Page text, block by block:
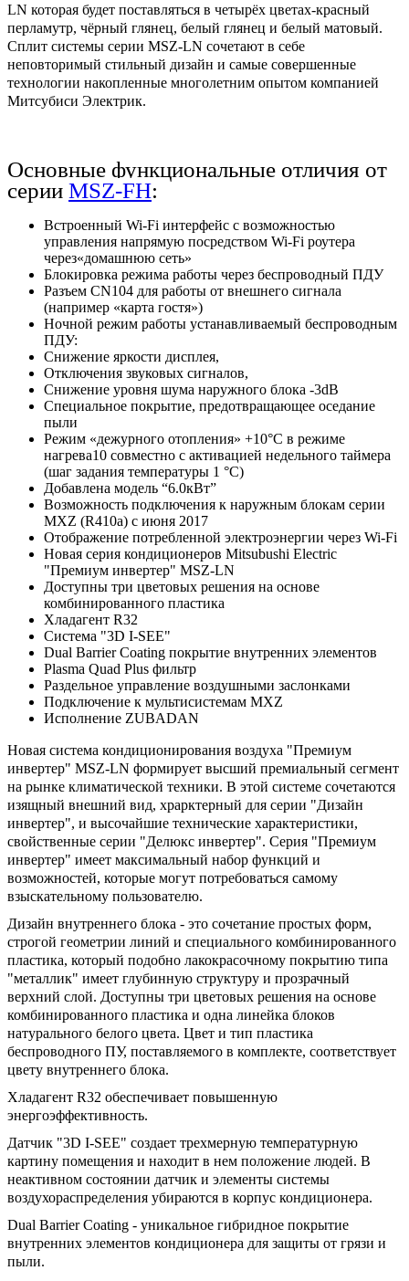
LN которая будет поставляться в четырёх цветах-красный
перламутр, чёрный глянец, белый глянец и белый матовый.
Сплит системы серии MSZ-LN сочетают в себе
неповторимый стильный дизайн и самые совершенные
технологии накопленные многолетним опытом компанией
Митсубиси Электрик.
Основные функциональные отличия от
серии MSZ-FH:
Встроенный Wi-Fi интерфейс с возможностью
управления напрямую посредством Wi-Fi роутера
через«домашнюю сеть»
Блокировка режима работы через беспроводный ПДУ
Разъем CN104 для работы от внешнего сигнала
(например «карта гостя»)
Ночной режим работы устанавливаемый беспроводным
ПДУ:
Cнижение яркости дисплея,
Отключения звуковых сигналов,
Снижение уровня шума наружного блока -3dB
Специальное покрытие, предотвращающее оседание
пыли
Режим «дежурного отопления» +10°С в режиме
нагрева10 совместно с активацией недельного таймера
(шаг задания температуры 1 °С)
Добавлена модель “6.0кВт”
Возможность подключения к наружным блокам серии
MXZ (R410a) с июня 2017
Отображение потребленной электроэнергии через Wi-Fi
Новая серия кондиционеров Mitsubushi Electric
"Премиум инвертер" MSZ-LN
Доступны три цветовых решения на основе
комбинированного пластика
Хладагент R32
Система "3D I-SEE"
Dual Barrier Coating покрытие внутренних элементов
Plasma Quad Plus фильтр
Раздельное управление воздушными заслонками
Подключение к мультисистемам MXZ
Исполнение ZUBADAN
Новая система кондиционирования воздуха "Премиум
инвертер" MSZ-LN формирует высший премиальный сегмент
на рынке климатической техники. В этой системе сочетаются
изящный внешний вид, храрктерный для серии "Дизайн
инвертер", и высочайшие технические характеристики,
свойственные серии "Делюкс инвертер". Серия "Премиум
инвертер" имеет максимальный набор функций и
возможностей, которые могут потребоваться самому
взыскательному пользователю.
Дизайн внутреннего блока - это сочетание простых форм,
строгой геометрии линий и специального комбинированного
пластика, который подобно лакокрасочному покрытию типа
"металлик" имеет глубинную структуру и прозрачный
верхний слой. Доступны три цветовых решения на основе
комбинированного пластика и одна линейка блоков
натурального белого цвета. Цвет и тип пластика
беспроводного ПУ, поставляемого в комплекте, соответствует
цвету внутреннего блока.
Хладагент R32 обеспечивает повышенную
энергоэффективность.
Датчик "3D I-SEE" создает трехмерную температурную
картину помещения и находит в нем положение людей. В
неактивном состоянии датчик и элементы системы
воздухораспределения убираются в корпус кондиционера.
Dual Barrier Coating - уникальное гибридное покрытие
внутренних элементов кондиционера для защиты от грязи и
пыли.